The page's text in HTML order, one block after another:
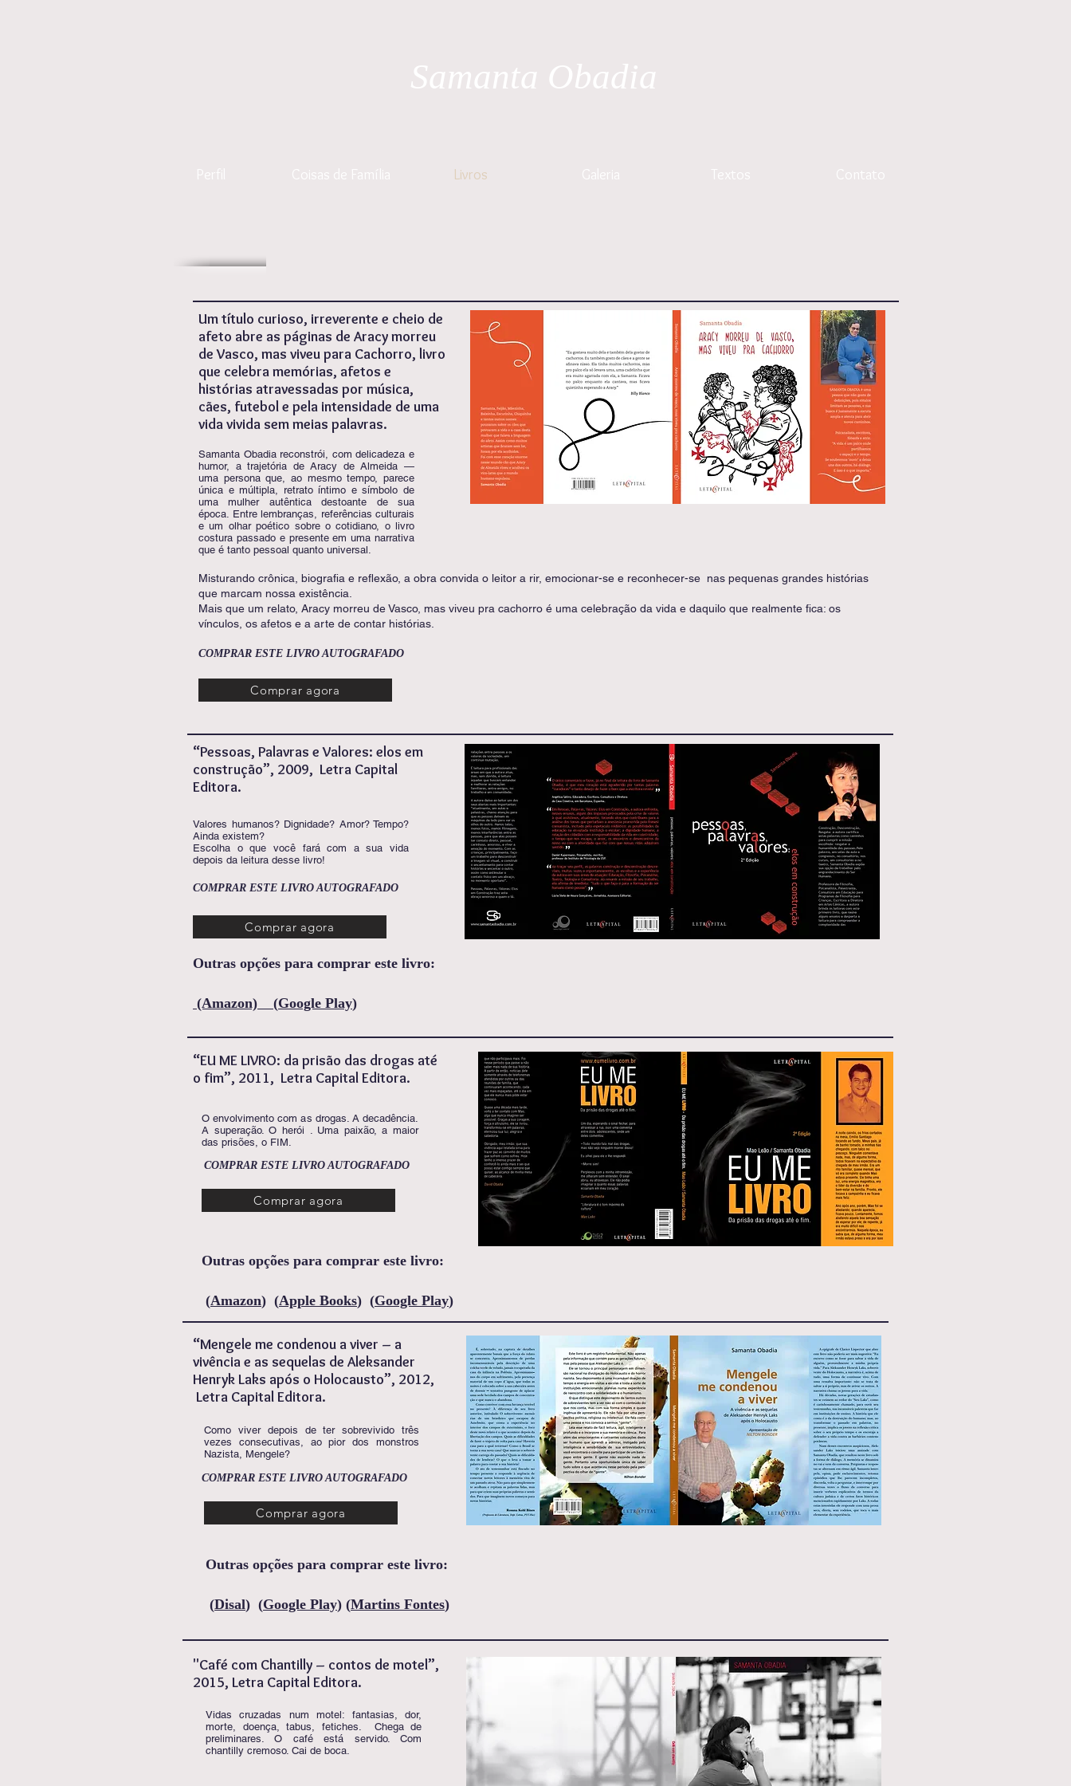
Livros
Um título curioso, irreverente e cheio de
afeto abre as páginas de Aracy morreu
de Vasco, mas viveu para Cachorro, livro
que celebra memórias, afetos e
histórias atravessadas por música,
cães, futebol e pela intensidade de uma
vida vivida sem meias palavras.
Samanta Obadia reconstrói, com delicadeza e
humor, a trajetória de Aracy de Almeida —
uma persona que, ao mesmo tempo, parece
única e múltipla, retrato íntimo e símbolo de
uma mulher autêntica destoante de sua
época. Entre lembranças, referências culturais
e um olhar poético sobre o cotidiano, o livro
costura passado e presente em uma narrativa
que é tanto pessoal quanto universal.
Misturando crônica, biografia e reflexão, a obra convida o leitor a rir, emocionar-se e reconhecer-se nas pequenas grandes histórias
que marcam nossa existência.
Mais que um relato, Aracy morreu de Vasco, mas viveu pra cachorro é uma celebração da vida e daquilo que realmente fica: os
vínculos, os afetos e a arte de contar histórias.
COMPRAR ESTE LIVRO AUTOGRAFADO
Comprar agora
“Pessoas, Palavras e Valores: elos em
construção”, 2009, Letra Capital
Editora.
Valores humanos? Dignidade? Amor? Tempo?
Ainda existem?
Escolha o que você fará com a sua vida
depois da leitura desse livro!
COMPRAR ESTE LIVRO AUTOGRAFADO
Comprar agora
Outras opções para comprar este livro:
(Amazon) (Google Play)
“EU ME LIVRO: da prisão das drogas até
o fim”, 2011, Letra Capital Editora.
O envolvimento com as drogas. A decadência.
A superação. O herói . Uma paixão, a maior
das prisões, o FIM.
COMPRAR ESTE LIVRO AUTOGRAFADO
Comprar agora
Outras opções para comprar este livro:
(Amazon) (Apple Books) (Google Play)
“Mengele me condenou a viver – a
vivência e as sequelas de Aleksander
Henryk Laks após o Holocausto”, 2012,
Letra Capital Editora.
Como viver depois de ter sobrevivido três
vezes consecutivas, ao pior dos monstros
Nazista, Mengele?
COMPRAR ESTE LIVRO AUTOGRAFADO
Comprar agora
Outras opções para comprar este livro:
(Disal) (Google Play) (Martins Fontes)
"Café com Chantilly – contos de motel”,
2015, Letra Capital Editora.
Vidas cruzadas num motel: fantasias, dor,
morte, doença, tabus, fetiches. Chega de
preliminares. O café está servido. Com
chantilly cremoso. Cai de boca.